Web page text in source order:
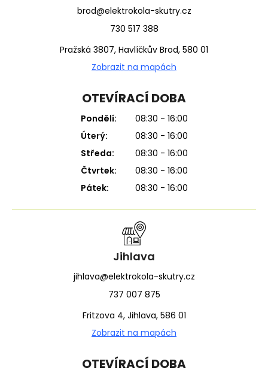
brod@elektrokola-skutry.cz
730 517 388
Pražská 3807, Havlíčkův Brod, 580 01
Zobrazit na mapách
OTEVÍRACÍ DOBA
Pondělí:
08:30 - 16:00
Úterý:
08:30 - 16:00
Středa:
08:30 - 16:00
Čtvrtek:
08:30 - 16:00
Pátek:
08:30 - 16:00
Jihlava
jihlava@elektrokola-skutry.cz
737 007 875
Fritzova 4, Jihlava, 586 01
Zobrazit na mapách
OTEVÍRACÍ DOBA